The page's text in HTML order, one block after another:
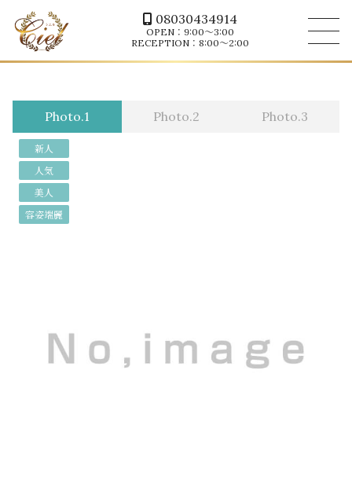
08030434914
OPEN：9:00～3:00
RECEPTION：8:00～2:00
Photo.1 Photo.2 Photo.3
新人
人気
美人
容姿端麗